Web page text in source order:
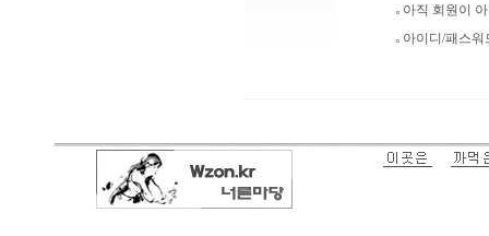
아직 회원이
아이디/패스